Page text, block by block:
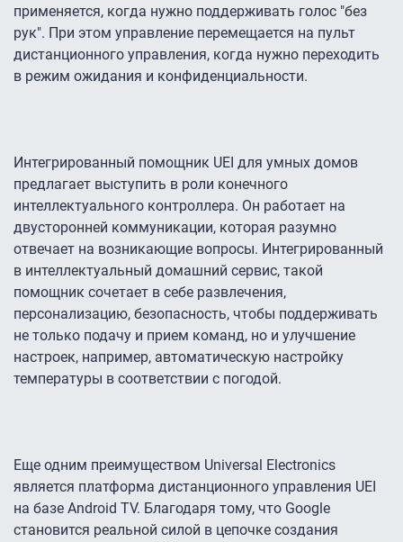
применяется, когда нужно поддерживать голос "без
рук". При этом управление перемещается на пульт
дистанционного управления, когда нужно переходить
в режим ожидания и конфиденциальности.
Интегрированный помощник UEI для умных домов
предлагает выступить в роли конечного
интеллектуального контроллера. Он работает на
двусторонней коммуникации, которая разумно
отвечает на возникающие вопросы. Интегрированный
в интеллектуальный домашний сервис, такой
помощник сочетает в себе развлечения,
персонализацию, безопасность, чтобы поддерживать
не только подачу и прием команд, но и улучшение
настроек, например, автоматическую настройку
температуры в соответствии с погодой.
Еще одним преимуществом Universal Electronics
является платформа дистанционного управления UEI
на базе Android TV. Благодаря тому, что Google
становится реальной силой в цепочке создания